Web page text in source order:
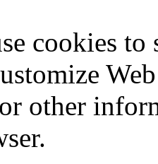
cookies
other